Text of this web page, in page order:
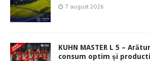
7 august 2026
KUHN MASTER L 5 –
consum optim și